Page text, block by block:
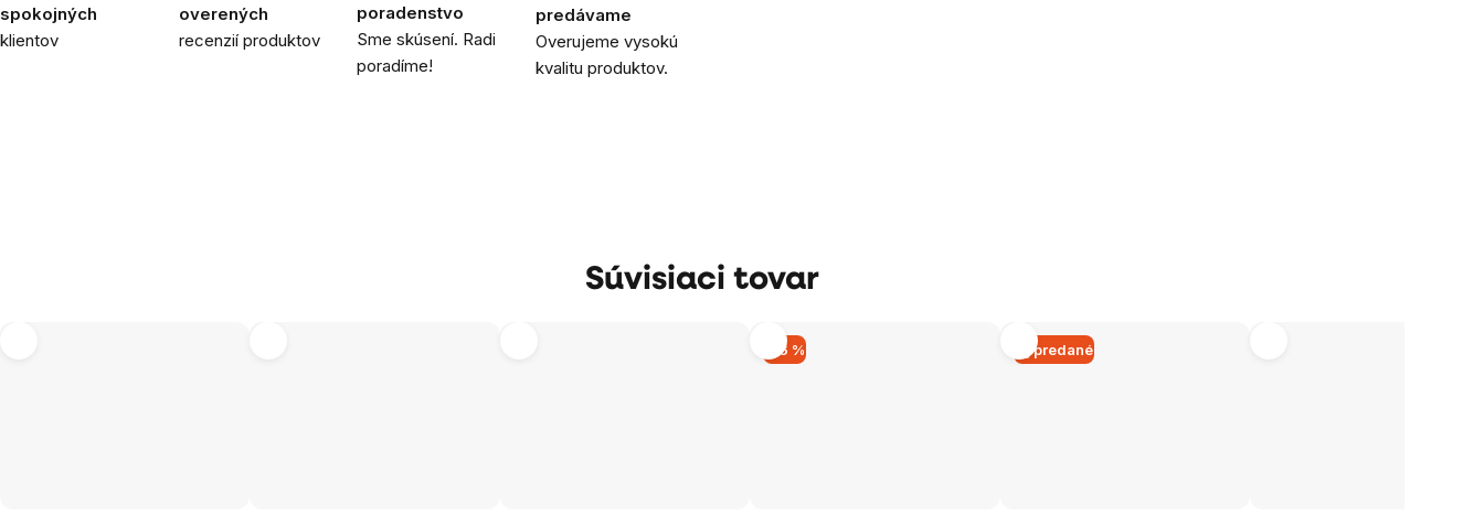
spokojných
klientov
overených
recenzií produktov
poradenstvo
Sme skúsení. Radi
poradíme!
predávame
Overujeme vysokú
kvalitu produktov.
Súvisiaci tovar
–16 % Vypredané